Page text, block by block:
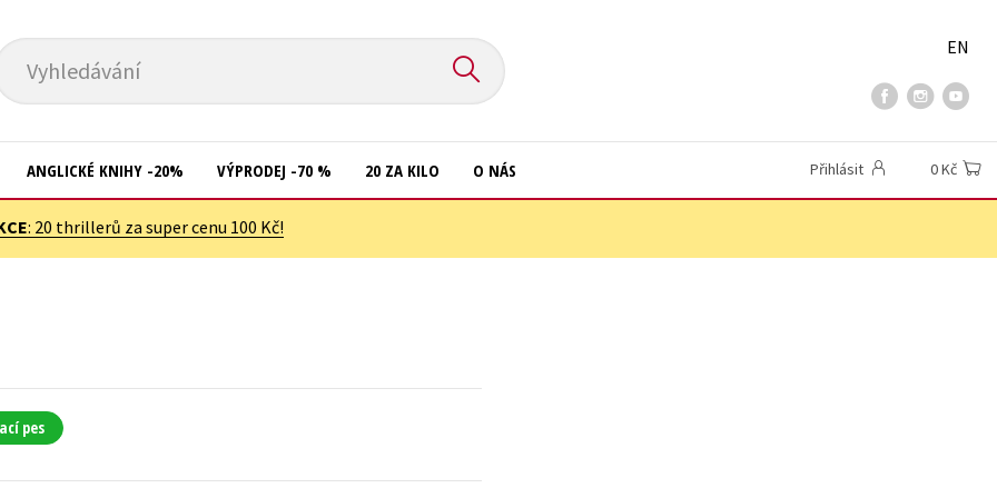
Vyhledávání
EN
Komiks
ANGLICKÉ KNIHY -20% VÝPRODEJ -70 % 20 ZA KILO O NÁS Přihlásit 0 Kč
: 20 thrillerů za super cenu 100 Kč!
pes